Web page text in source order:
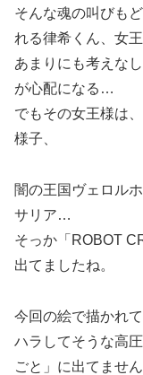
そんな魂の叫びも
れる律希くん、女
あまりにも考えな
が心配になる…
でもその女王様は
様子、
闇の王国ヴェロル
サリア…
そっか「ROBOT
出てましたね。
今回の絵で描かれ
ハラしてそうな高
ごと」に出てませ